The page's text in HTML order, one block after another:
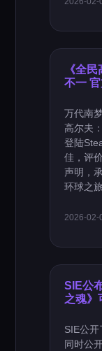
《全
不一
万代南
高尔夫
登陆
佳，评
声明，
环球之
2026-02-
SIE公
之魂》
SIE公开
同时公